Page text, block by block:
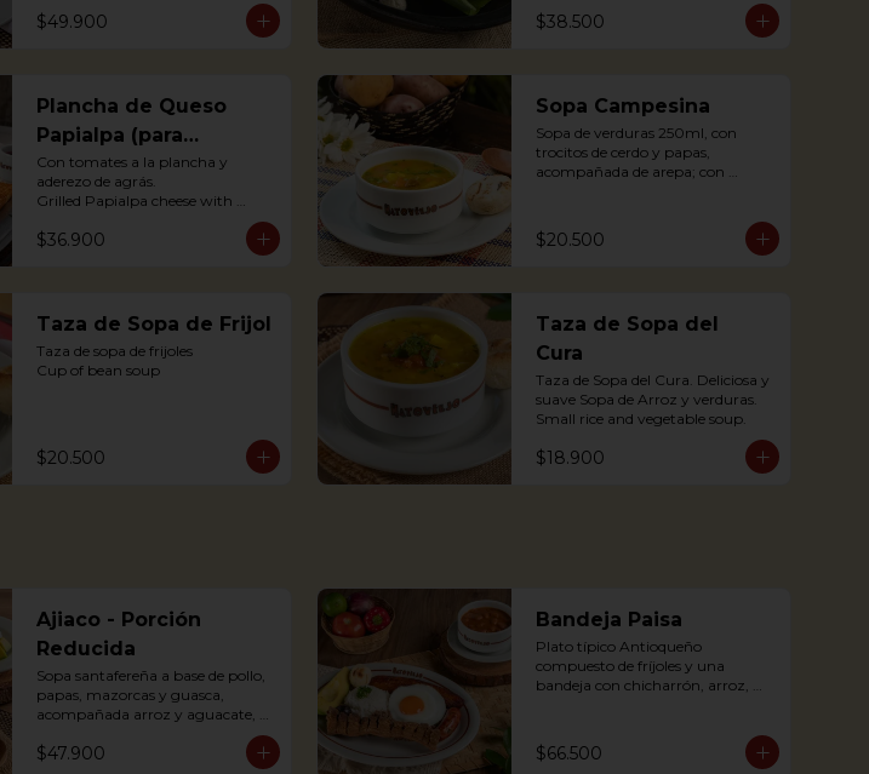
disponibilidad
persons).
$49.900
rallado.
Sweet plantain filled with cheese,
cheese.
$38.500
Plancha de Queso
Papialpa (para
compartir)
Con tomates a la plancha y
aderezo de agrás.
Grilled Papialpa cheese with
dressing
$36.900
Sopa Campesina
Sopa de verduras 250ml, con
trocitos de cerdo y papas,
acompañada de arepa; con
chunks and potatoes,
accompanied by arepa; with pork
$20.500
Taza de Sopa de Frijol
Taza de sopa de frijoles
Cup of bean soup
$20.500
Taza de Sopa del
Cura
Taza de Sopa del Cura. Deliciosa y
suave Sopa de Arroz y verduras.
Small rice and vegetable soup.
$18.900
Ajiaco - Porción
Reducida
Sopa santafereña a base de pollo,
papas, mazorcas y guasca,
acompañada arroz y aguacate,
crema de leche y alcaparras. (Foto
de porción completa).
$47.900
Bandeja Paisa
Plato típico Antioqueño
compuesto de fríjoles y una
bandeja con chicharrón, arroz,
frito y aguacate.
The bandeja paisa is our most
$66.500